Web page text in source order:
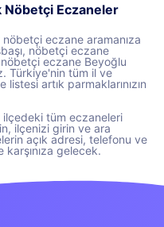
Nöbetçi Eczaneler
eczane aramanıza
nöbetçi eczane
eczane Beyoğlu
Türkiye'nin tüm il ve
artık parmaklarınızın
tüm eczaneleri
ilçenizi girin ve ara
açık adresi, telefonu ve
gelecek.